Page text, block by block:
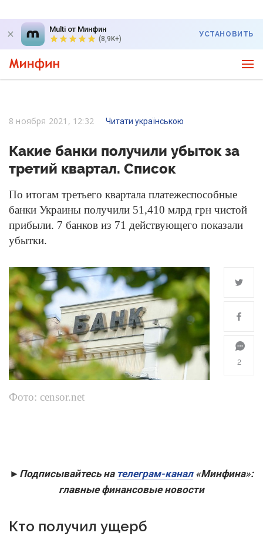
Multi от Минфин
(8,9K+)
УСТАНОВИТЬ
8 ноября 2021, 12:32 Читати українською
Какие банки получили убыток за
третий квартал. Список
По итогам третьего квартала платежеспособные
банки Украины получили 51,410 млрд грн чистой
прибыли. 7 банков из 71 действующего показали
убытки.
Фото: censor.net
2
►Подписывайтесь на телеграм-канал«Минфина»:
главные финансовые новости
Кто получил ущерб